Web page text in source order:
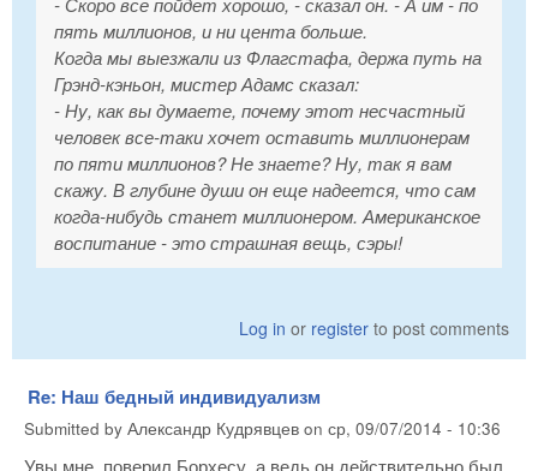
пять миллионов, и ни цента больше.
Когда мы выезжали из Флагстафа, держа путь на
Грэнд-кэньон, мистер Адамс сказал:
- Ну, как вы думаете, почему этот несчастный
человек все-таки хочет оставить миллионерам
по пяти миллионов? Не знаете? Ну, так я вам
скажу. В глубине души он еще надеется, что сам
когда-нибудь станет миллионером. Американское
воспитание - это страшная вещь, сэры!
Log in or register to post comments
Re: Наш бедный индивидуализм
Submitted by Александр Кудрявцев on ср, 09/07/2014 - 10:36